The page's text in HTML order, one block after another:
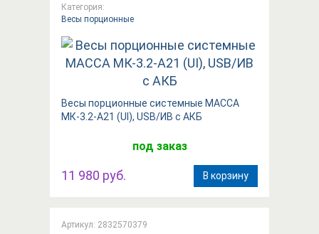
Категория:
Весы порционные
Весы порционные системные МАССА
МК-3.2-А21 (UI), USB/ИВ с АКБ
под заказ
11 980 руб. В корзину
Артикул: 2832570379